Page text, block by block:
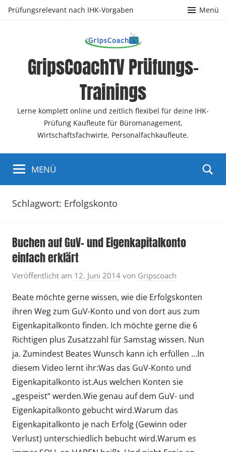
ZumPrüfungsrelevant nach IHK-Vorgaben Menü
GripsCoachTV Prüfungs-
Trainings
Lerne komplett online und zeitlich flexibel für deine IHK-
Prüfung Kaufleute für Büromanagement,
Wirtschaftsfachwirte, Personalfachkaufleute.
MENÜ
Schlagwort: Erfolgskonto
Buchen auf GuV- und Eigenkapitalkonto
einfach erklärt
Veröffentlicht am 12. Juni 2014 von Gripscoach
Beate möchte gerne wissen, wie die Erfolgskonten
ihren Weg zum GuV-Konto und von dort aus zum
Eigenkapitalkonto finden. Ich möchte gerne die 6
Richtigen plus Zusatzzahl für Samstag wissen. Nun
ja. Zumindest Beates Wunsch kann ich erfüllen …In
diesem Video lernt ihr:Was das GuV-Konto und
Eigenkapitalkonto ist.Aus welchen Konten sie
„gespeist“ werden.Wie genau auf dem GuV- und
Eigenkapitalkonto gebucht wird.Warum das
Eigenkapitalkonto je nach Erfolg (Gewinn oder
Verlust) unterschiedlich bebucht wird.Warum es